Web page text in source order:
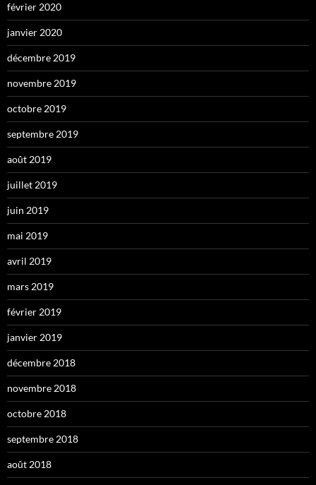
février 2020
janvier 2020
décembre 2019
novembre 2019
octobre 2019
septembre 2019
août 2019
juillet 2019
juin 2019
mai 2019
avril 2019
mars 2019
février 2019
janvier 2019
décembre 2018
novembre 2018
octobre 2018
septembre 2018
août 2018